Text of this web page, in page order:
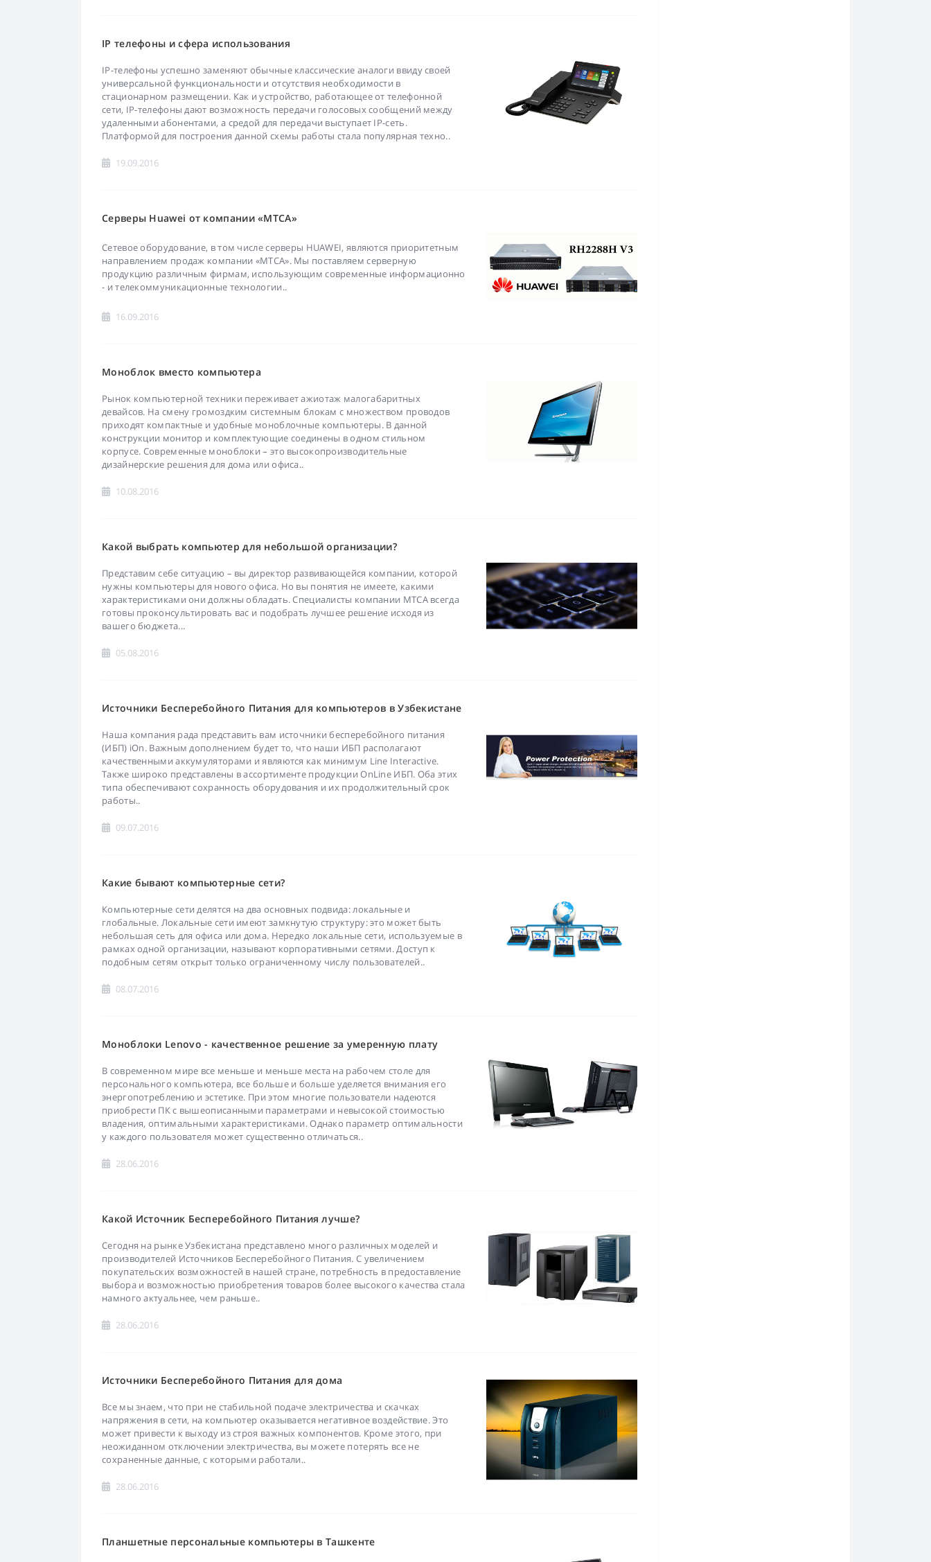
IP телефоны и сфера использования
IP-телефоны успешно заменяют обычные классические аналоги ввиду своей
универсальной функциональности и отсутствия необходимости в
стационарном размещении. Как и устройство, работающее от телефонной
сети, IP-телефоны дают возможность передачи голосовых сообщений между
удаленными абонентами, а средой для передачи выступает IP-сеть.
Платформой для построения данной схемы работы стала популярная техно..
19.09.2016
Серверы Huawei от компании «MTCA»
Сетевое оборудование, в том числе серверы HUAWEI, являются приоритетным
направлением продаж компании «MTCA». Мы поставляем серверную
продукцию различным фирмам, использующим современные информационно
- и телекоммуникационные технологии..
16.09.2016
Моноблок вместо компьютера
Рынок компьютерной техники переживает ажиотаж малогабаритных
девайсов. На смену громоздким системным блокам с множеством проводов
приходят компактные и удобные моноблочные компьютеры. В данной
конструкции монитор и комплектующие соединены в одном стильном
корпусе. Современные моноблоки – это высокопроизводительные
дизайнерские решения для дома или офиса..
10.08.2016
Какой выбрать компьютер для небольшой организации?
Представим себе ситуацию – вы директор развивающейся компании, которой
нужны компьютеры для нового офиса. Но вы понятия не имеете, какими
характеристиками они должны обладать. Специалисты компании MTCA всегда
готовы проконсультировать вас и подобрать лучшее решение исходя из
вашего бюджета...
05.08.2016
Источники Бесперебойного Питания для компьютеров в Узбекистане
Наша компания рада представить вам источники бесперебойного питания
(ИБП) iOn. Важным дополнением будет то, что наши ИБП располагают
качественными аккумуляторами и являются как минимум Line Interactive.
Также широко представлены в ассортименте продукции OnLine ИБП. Оба этих
типа обеспечивают сохранность оборудования и их продолжительный срок
работы..
09.07.2016
Какие бывают компьютерные сети?
Компьютерные сети делятся на два основных подвида: локальные и
глобальные. Локальные сети имеют замкнутую структуру: это может быть
небольшая сеть для офиса или дома. Нередко локальные сети, используемые в
рамках одной организации, называют корпоративными сетями. Доступ к
подобным сетям открыт только ограниченному числу пользователей..
08.07.2016
Моноблоки Lenovo - качественное решение за умеренную плату
В современном мире все меньше и меньше места на рабочем столе для
персонального компьютера, все больше и больше уделяется внимания его
энергопотреблению и эстетике. При этом многие пользователи надеются
приобрести ПК с вышеописанными параметрами и невысокой стоимостью
владения, оптимальными характеристиками. Однако параметр оптимальности
у каждого пользователя может существенно отличаться..
28.06.2016
Какой Источник Бесперебойного Питания лучше?
Сегодня на рынке Узбекистана представлено много различных моделей и
производителей Источников Бесперебойного Питания. С увеличением
покупательских возможностей в нашей стране, потребность в предоставление
выбора и возможностью приобретения товаров более высокого качества стала
намного актуальнее, чем раньше..
28.06.2016
Источники Бесперебойного Питания для дома
Все мы знаем, что при не стабильной подаче электричества и скачках
напряжения в сети, на компьютер оказывается негативное воздействие. Это
может привести к выходу из строя важных компонентов. Кроме этого, при
неожиданном отключении электричества, вы можете потерять все не
сохраненные данные, с которыми работали..
28.06.2016
Планшетные персональные компьютеры в Ташкенте